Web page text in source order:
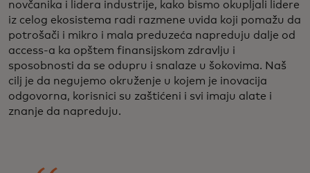
novčanika i lidera industrije, kako bismo okupljali lidere
iz celog ekosistema radi razmene uvida koji pomažu da
potrošači i mikro i mala preduzeća napreduju dalje od
access-a ka opštem finansijskom zdravlju i
sposobnosti da se odupru i snalaze u šokovima. Naš
cilj je da negujemo okruženje u kojem je inovacija
odgovorna, korisnici su zaštićeni i svi imaju alate i
znanje da napreduju.